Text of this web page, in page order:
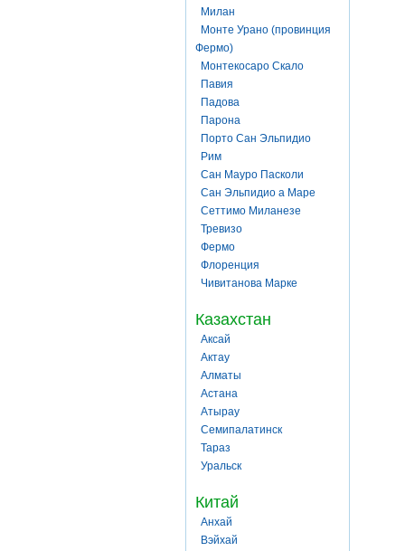
Милан
Монте Урано (провинция
Фермо)
Монтекосаро Скало
Павия
Падова
Парона
Порто Сан Эльпидио
Рим
Сан Мауро Пасколи
Сан Эльпидио а Маре
Сеттимо Миланезе
Тревизо
Фермо
Флоренция
Чивитанова Марке
Казахстан
Аксай
Актау
Алматы
Астана
Атырау
Семипалатинск
Тараз
Уральск
Китай
Анхай
Вэйхай